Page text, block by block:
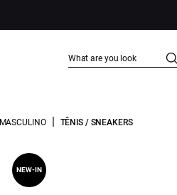
MASCULINO | TÊNIS / SNEAKERS
NEW-IN